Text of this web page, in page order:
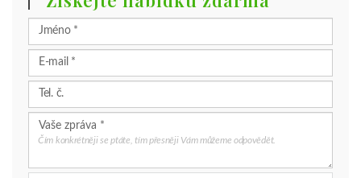
Čím konkrétněji se ptáte, tím přesněji Vám můžeme odpovědět.